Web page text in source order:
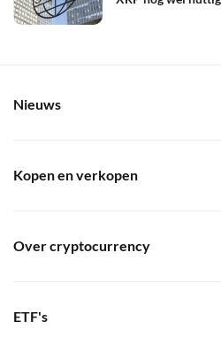
Nieuws
Kopen en verkopen
Over cryptocurrency
ETF's